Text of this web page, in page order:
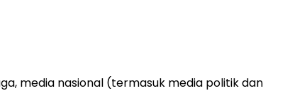
media nasional (termasuk media politik dan